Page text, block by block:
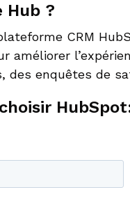
Hub ?
CRM
améliorer
des enquêtes de